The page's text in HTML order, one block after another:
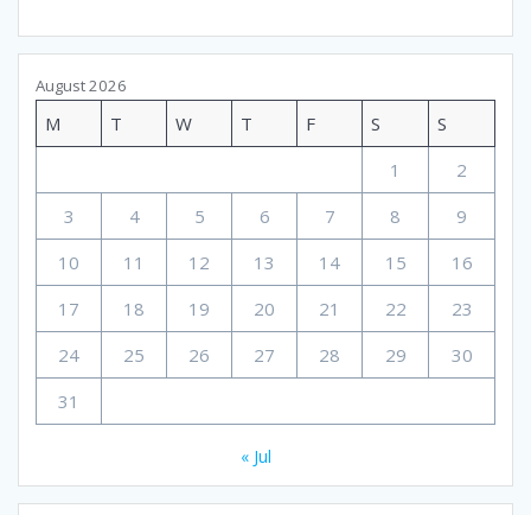
August 2026
M T W T F S
S
1
2
3
4 5 6 7 8
9
10
11 12 13 14 15
16
17
18 19 20 21 22
23
24
25 26 27 28 29
30
31
« Jul